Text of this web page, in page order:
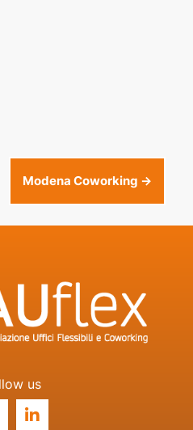
Modena Coworking →
us